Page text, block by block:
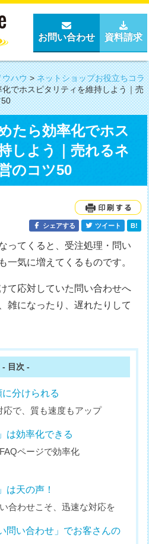
お問い合わせ 資料請求
ウハウ>ネットショップお役立ちコラ
でホスピタリティを維持しよう｜売
50
たら効率化でホス
しよう｜売れるネ
のコツ50
シェアする ツイート B!
ってくると、受注処理・問い
一気に増えてくるものです。
て応対していた問い合わせへ
雑になったり、遅れたりして
- 目次 -
分けられる
応で、質も速度もアップ
は効率化できる
ページで効率化
は天の声！
合わせこそ、迅速な対応を
問い合わせ」でお客さんの